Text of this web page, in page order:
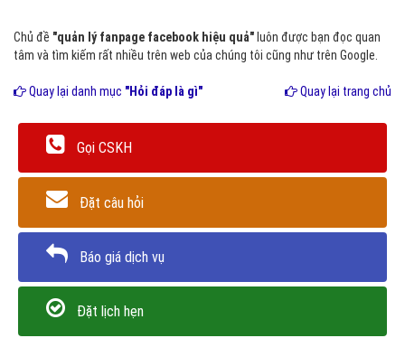
Chủ đề "quản lý fanpage facebook hiệu quả" luôn được bạn đọc quan
tâm và tìm kiếm rất nhiều trên web của chúng tôi cũng như trên Google.
Quay lại danh mục "Hỏi đáp là gì" Quay lại trang chủ
Gọi CSKH
Đặt câu hỏi
Báo giá dịch vụ
Đặt lịch hẹn